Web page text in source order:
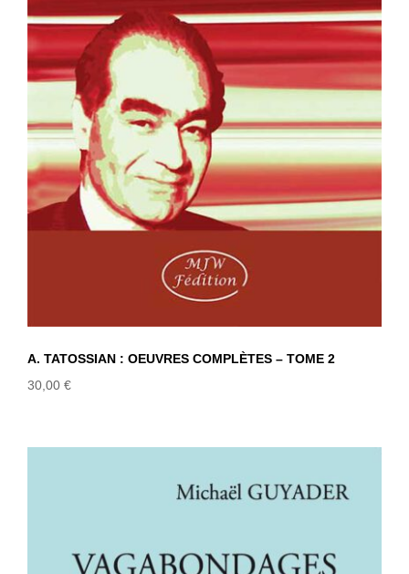
A. TATOSSIAN : OEUVRES
COMPLÈTES – TOME 2
A. TATOSSIAN : OEUVRES COMPLÈTES – TOME 2
30,00 €